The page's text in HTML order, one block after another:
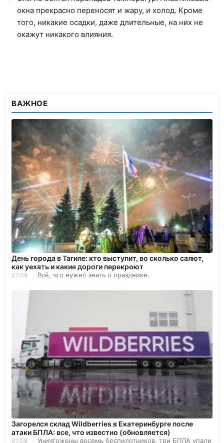
окна прекрасно переносят и жару, и холод. Кроме
того, никакие осадки, даже длительные, на них не
окажут никакого влияния.
ВАЖНОЕ
День города в Тагиле: кто выступит, во сколько салют,
как уехать и какие дороги перекроют
07.08 Всё, что нужно знать о празднике.
Загорелся склад Wildberries в Екатеринбурге после
атаки БПЛА: все, что известно (обновляется)
07.08 Уничтожены восемь беспилотников, три БПЛА упали